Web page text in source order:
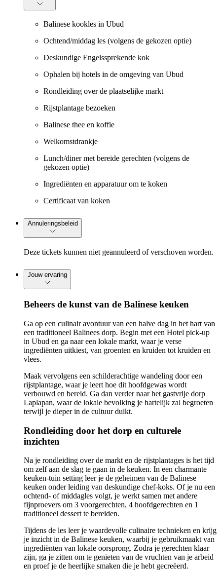
Balinese kookles in Ubud
Ochtend/middag les (volgens de gekozen optie)
Deskundige Engelssprekende kok
Ophalen bij hotels in de omgeving van Ubud
Rondleiding over de plaatselijke markt
Rijstplantage bezoeken
Balinese thee en koffie
Welkomstdrankje
Lunch/diner met bereide gerechten (volgens de
gekozen optie)
Ingrediënten en apparatuur om te koken
Certificaat van koken
Annuleringsbeleid
Deze tickets kunnen niet geannuleerd of verschoven worden.
Jouw ervaring
Beheers de kunst van de Balinese keuken
Ga op een culinair avontuur van een halve dag in het hart van
een traditioneel Balinees dorp. Begin met een Hotel pick-up
in Ubud en ga naar een lokale markt, waar je verse
ingrediënten uitkiest, van groenten en kruiden tot kruiden en
vlees.
Maak vervolgens een schilderachtige wandeling door een
rijstplantage, waar je leert hoe dit hoofdgewas wordt
verbouwd en bereid. Ga dan verder naar het gastvrije dorp
Laplapan, waar de lokale bevolking je hartelijk zal begroeten
terwijl je dieper in de cultuur duikt.
Rondleiding door het dorp en culturele
inzichten
Na je rondleiding over de markt en de rijstplantages is het tijd
om zelf aan de slag te gaan in de keuken. In een charmante
keuken-tuin setting leer je de geheimen van de Balinese
keuken onder leiding van deskundige chef-koks. Of je nu een
ochtend- of middagles volgt, je werkt samen met andere
fijnproevers om 3 voorgerechten, 4 hoofdgerechten en 1
traditioneel dessert te bereiden.
Tijdens de les leer je waardevolle culinaire technieken en krijg
je inzicht in de Balinese keuken, waarbij je gebruikmaakt van
ingrediënten van lokale oorsprong. Zodra je gerechten klaar
zijn, ga je zitten om te genieten van de vruchten van je arbeid
en proef je de heerlijke smaken die je hebt gecreëerd.